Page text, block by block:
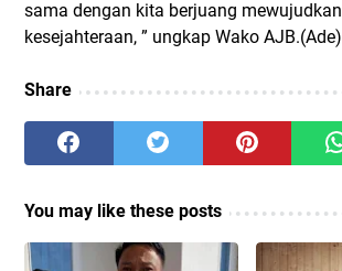
sama dengan kita berjuang
kesejahteraan, ” ungkap Wako AJB.(Ade)
Share
You may like these posts